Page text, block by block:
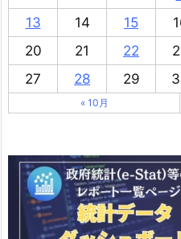
13
14 15
20
21 22
27
28 29
« 10月